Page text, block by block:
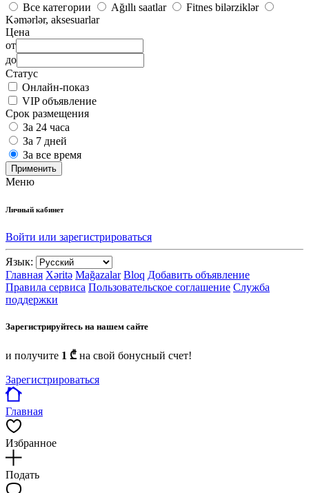
Все категории
Ağıllı saatlar
Fitnes bilərziklər
Kəmərlər, aksesuarlar
Цена
от
до
Статус
Онлайн-показ
VIP объявление
Срок размещения
За 24 часа
За 7 дней
За все время
Применить
Меню
Личный кабинет
Войти или зарегистрироваться
Язык:
Главная Xəritə Mağazalar Bloq Добавить объявление
Правила сервиса Пользовательское соглашение Служба
поддержки
Зарегистрируйтесь на нашем сайте
и получите 1 ₾ на свой бонусный счет!
Зарегистрироваться
Главная
Избранное
Подать